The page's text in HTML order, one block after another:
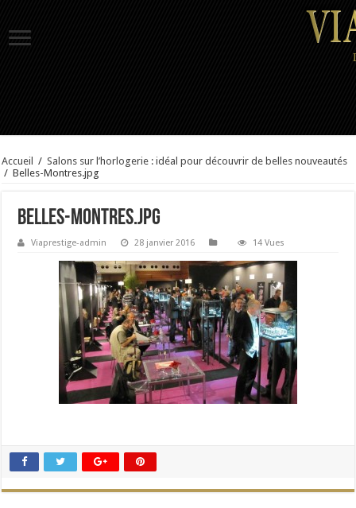
Accueil / Salons sur l’horlogerie : idéal pour découvrir de belles nouveautés
/ Belles-Montres.jpg
Belles-Montres.jpg
Viaprestige-admin 28 janvier 2016 14 Vues